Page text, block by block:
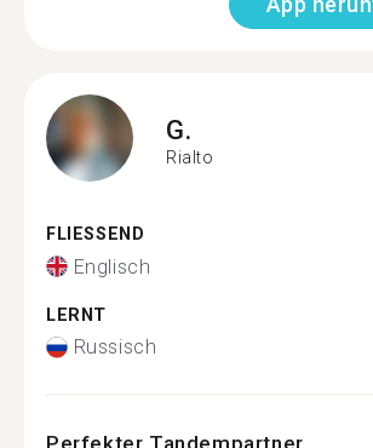
G.
Rialto
FLIESSEND
Englisch
LERNT
Russisch
Perfekter Tandempartner